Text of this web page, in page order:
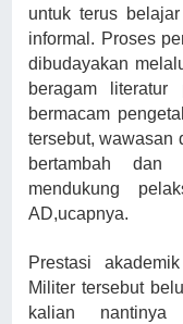
untuk terus
informal. Proses
dibudayakan
beragam literatur
bermacam
tersebut, wawasan
bertambah dan
mendukung
AD,ucapnya.
Prestasi
Militer tersebut
kalian